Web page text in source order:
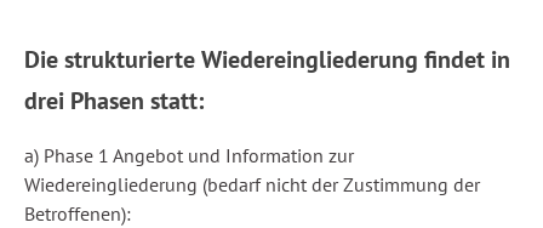
Die strukturierte Wiedereingliederung findet in
drei Phasen statt:
a) Phase 1 Angebot und Information zur
Wiedereingliederung (bedarf nicht der Zustimmung der
Betroffenen):